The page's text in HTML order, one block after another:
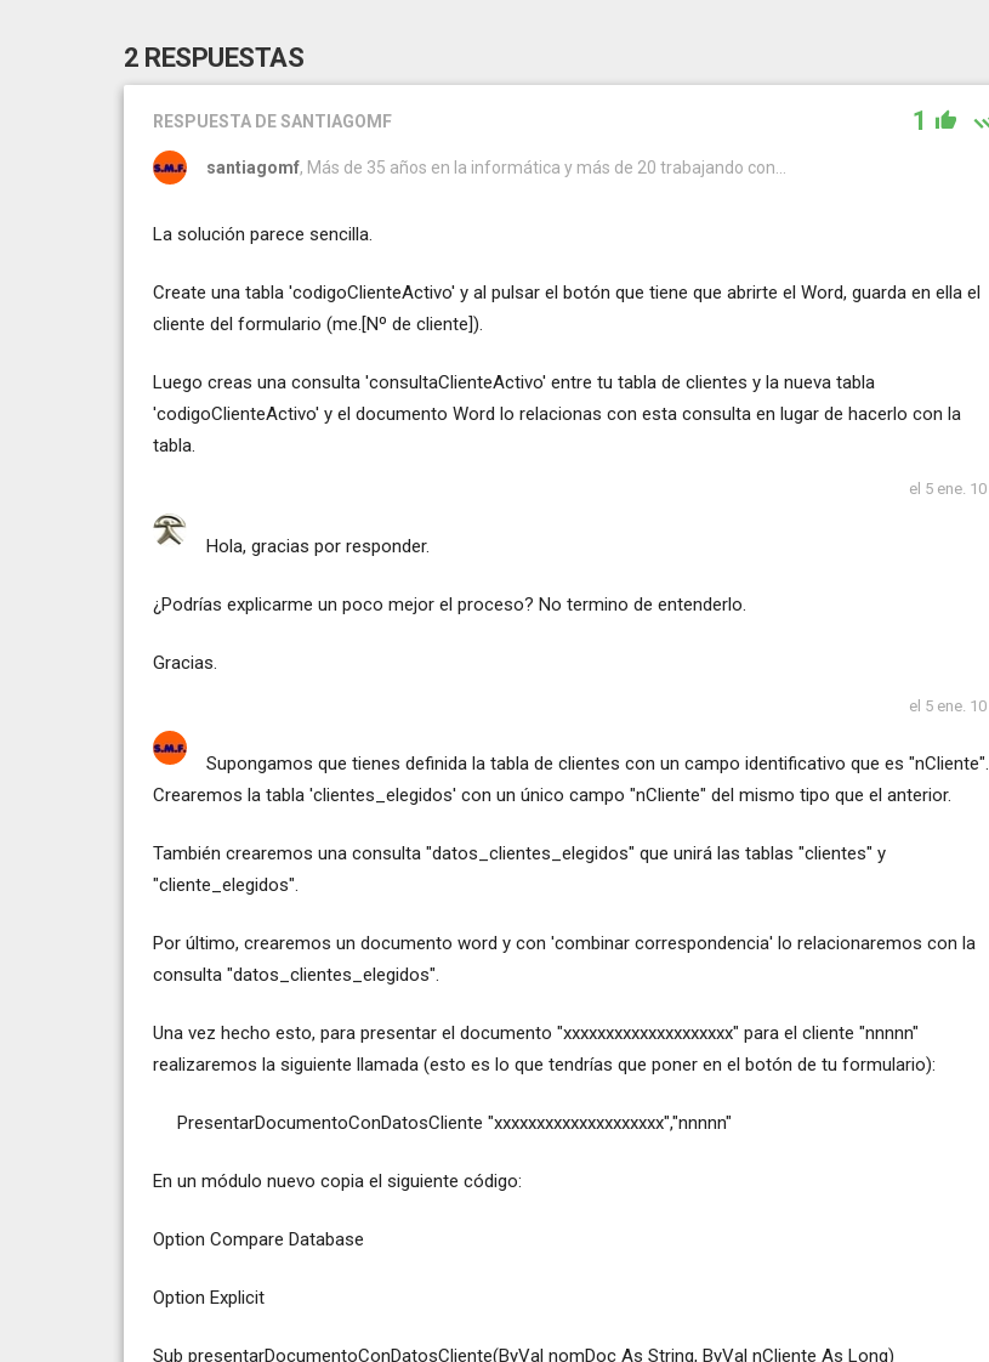
2 RESPUESTAS
RESPUESTA DE SANTIAGOMF 1
santiagomf, Más de 35 años en la informática y más de 20 trabajando con...
La solución parece sencilla.
Create una tabla 'codigoClienteActivo' y al pulsar el botón que tiene que abrirte el Word, guarda en ella el
cliente del formulario (me.[Nº de cliente]).
Luego creas una consulta 'consultaClienteActivo' entre tu tabla de clientes y la nueva tabla
'codigoClienteActivo' y el documento Word lo relacionas con esta consulta en lugar de hacerlo con la
tabla.
el 5 ene. 10
Hola, gracias por responder.
¿Podrías explicarme un poco mejor el proceso? No termino de entenderlo.
Gracias.
el 5 ene. 10
Supongamos que tienes definida la tabla de clientes con un campo identificativo que es "nCliente".
Crearemos la tabla 'clientes_elegidos' con un único campo "nCliente" del mismo tipo que el anterior.
También crearemos una consulta "datos_clientes_elegidos" que unirá las tablas "clientes" y
"cliente_elegidos".
Por último, crearemos un documento word y con 'combinar correspondencia' lo relacionaremos con la
consulta "datos_clientes_elegidos".
Una vez hecho esto, para presentar el documento "xxxxxxxxxxxxxxxxxxxx" para el cliente "nnnnn"
realizaremos la siguiente llamada (esto es lo que tendrías que poner en el botón de tu formulario):
PresentarDocumentoConDatosCliente "xxxxxxxxxxxxxxxxxxxx","nnnnn"
En un módulo nuevo copia el siguiente código:
Option Compare Database
Option Explicit
Sub presentarDocumentoConDatosCliente(ByVal nomDoc As String, ByVal nCliente As Long)